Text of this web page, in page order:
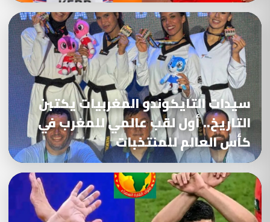
سيدات التايكوندو المغربيات يكتبن
التاريخ.. أول لقب عالمي للمغرب في
كأس العالم للمنتخبات